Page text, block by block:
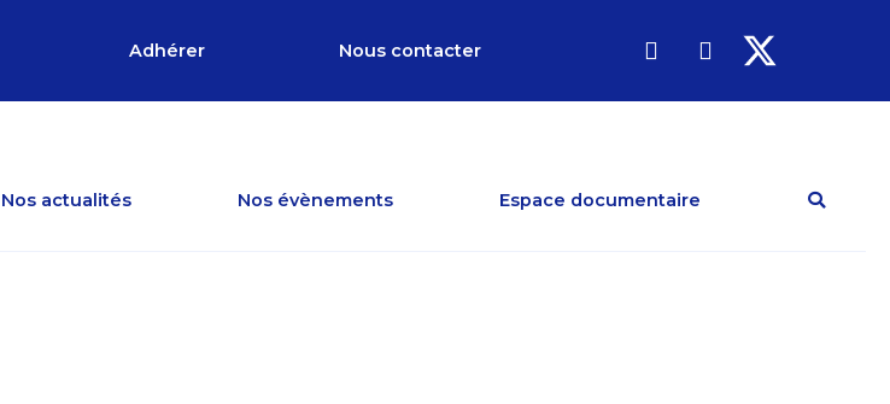
Adhérer Nous contacter
Nos actualités Nos évènements Espace documentaire